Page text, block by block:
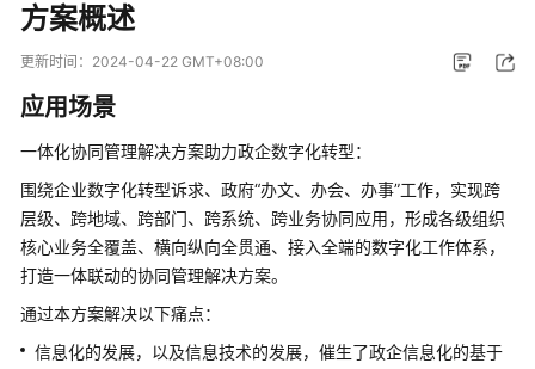
致
远
联
同
管
理
解
决
方
案
方案概述
更新时间： 2024-04-22 GMT+08:00
应用场景
一体化协同管理解决方案助力政企数字化转型：
围绕企业数字化转型诉求、政府“办文、办会、办事”工作，实现跨
层级、跨地域、跨部门、跨系统、跨业务协同应用，形成各级组织
核心业务全覆盖、横向纵向全贯通、接入全端的数字化工作体系，
打造一体联动的协同管理解决方案。
通过本方案解决以下痛点：
信息化的发展，以及信息技术的发展，催生了政企信息化的基于